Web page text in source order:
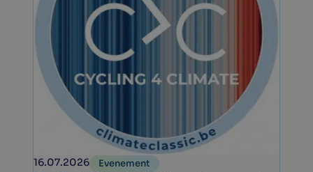
16.07.2026 Evenement